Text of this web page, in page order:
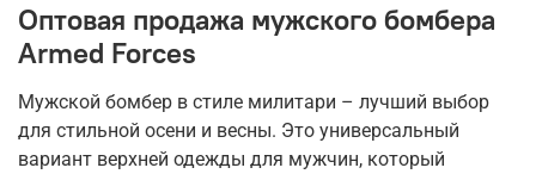
Оптовая продажа мужского бомбера
Armed Forces
Мужской бомбер в стиле милитари – лучший выбор
для стильной осени и весны. Это универсальный
вариант верхней одежды для мужчин, который